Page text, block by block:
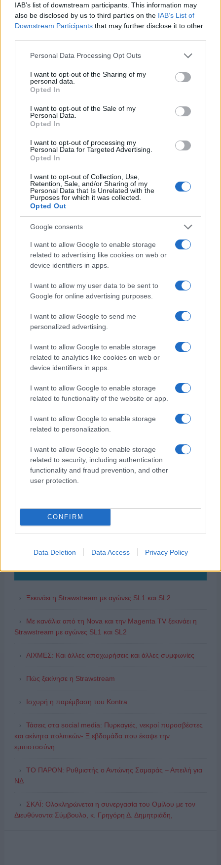
IAB’s list of downstream participants. This information may
also be disclosed by us to third parties on the IAB’s List of
Downstream Participants that may further disclose it to other
Please note that this website/app uses one or more Google
not limited to your visit or usage behaviour. You may click to
grant or deny consent to Google and its third-party tags to
use your data for below specified purposes in below Google
consent section.
Personal Data Processing Opt Outs
I want to opt-out of the Sharing of my
personal data.
Opted In
I want to opt-out of the Sale of my
Personal Data.
Opted In
I want to opt-out of processing my
Personal Data for Targeted Advertising.
Opted In
I want to opt-out of Collection, Use,
Retention, Sale, and/or Sharing of my
Personal Data that Is Unrelated with the
Purposes for which it was collected.
Opted Out
Google consents
I want to allow Google to enable storage
related to advertising like cookies on web or
device identifiers in apps.
I want to allow my user data to be sent to
Google for online advertising purposes.
I want to allow Google to send me
personalized advertising.
I want to allow Google to enable storage
related to analytics like cookies on web or
device identifiers in apps.
I want to allow Google to enable storage
related to functionality of the website or app.
I want to allow Google to enable storage
related to personalization.
I want to allow Google to enable storage
related to security, including authentication
functionality and fraud prevention, and other
user protection.
CONFIRM
Data Deletion Data Access Privacy Policy
της Ζωής μας
Οι άνθρωποι, οι αυθεντικές ιστορίες,
πολιτισμός που μας ενώνει κάθε μέρα.
ΤΟ ΠΑΡΟΝ ΤΗΣ ΚΥΡΙΑΚΗΣ
ΔΗΜΟΦΙΛΗ
Ξεκινάει η Strawstream με αγώνες SL1 και SL2
Με κανάλια από τη Nova και την Magenta TV ξεκινάει η
Strawstream με αγώνες SL1 και SL2
ΑΙΧΜΕΣ: Και άλλες αποχωρήσεις και άλλες συμφωνίες
Πώς ξεκίνησε η Strawstream
Ισχυρή η παρέμβαση του Kontra
Τάσεις στα social media: Πυρκαγιές, νεκροί πυροσβέστες
και ακίνητα πολιτικών- Ξ εβδομάδα που έκαψε την
εμπιστοσύνη
ΤΟ ΠΑΡΟΝ: Ρυθμιστής ο Αντώνης Σαμαράς – Απειλή για
ΝΔ
ΣΚΑΪ: Ολοκληρώνεται η συνεργασία του Ομίλου με τον
Διευθύνοντα Σύμβουλο, κ. Γρηγόρη Δ. Δημητριάδη,